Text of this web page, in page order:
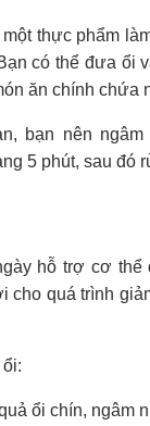
thực phẩm
có thể đưa ổi
ăn chính chứa
bạn nên
5 phút, sau đó
hỗ trợ cơ thể
cho quá trình
ổi chín, ngâm